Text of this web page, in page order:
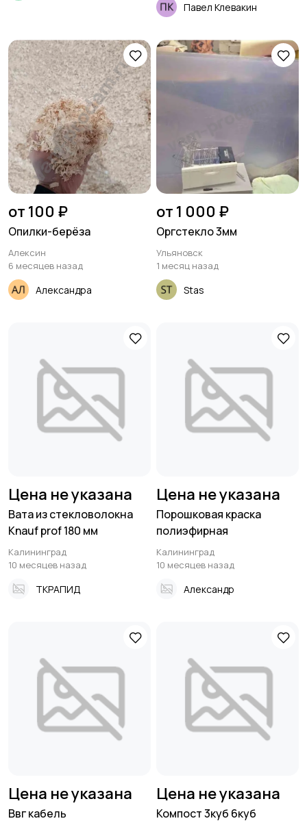
Павел Клевакин
от 100 ₽
Опилки-берёза
Алексин
6 месяцев назад
Александра
от 1 000 ₽
Оргстекло 3мм
Ульяновск
1 месяц назад
Stas
Цена не указана
Вата из стекловолокна
Knauf prof 180 мм
Калининград
10 месяцев назад
ТКРАПИД
Цена не указана
Порошковая краска
полиэфирная
Калининград
10 месяцев назад
Александр
Цена не указана
Ввг кабель
Цена не указана
Компост 3куб 6куб